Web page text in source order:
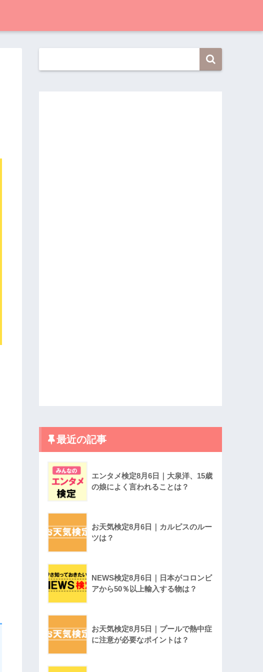
最近の記事
エンタメ検定8月6日｜大泉洋、15歳
の娘によく言われることは？
お天気検定8月6日｜カルピスのルー
ツは？
NEWS検定8月6日｜日本がコロンビ
アから50％以上輸入する物は？
お天気検定8月5日｜プールで熱中症
に注意が必要なポイントは？